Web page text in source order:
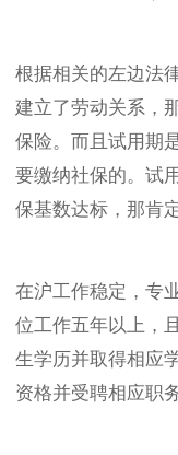
根据相关的左边法
建立了劳动关系，
保险。而且试用期
要缴纳社保的。试
保基数达标，那肯
在沪工作稳定，专
位工作五年以上，
生学历并取得相应
资格并受聘相应职